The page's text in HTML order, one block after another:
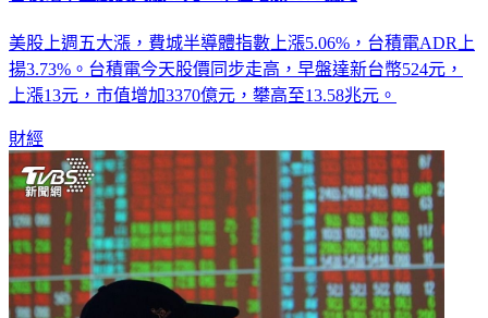
美股上週五大漲，費城半導體指數上漲5.06%，台積電ADR上
揚3.73%。台積電今天股價同步走高，早盤達新台幣524元，
上漲13元，市值增加3370億元，攀高至13.58兆元。
財經